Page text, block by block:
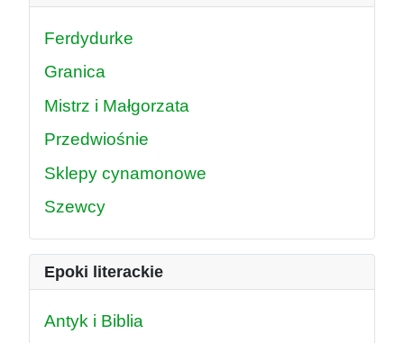
Ferdydurke
Granica
Mistrz i Małgorzata
Przedwiośnie
Sklepy cynamonowe
Szewcy
Epoki literackie
Antyk i Biblia